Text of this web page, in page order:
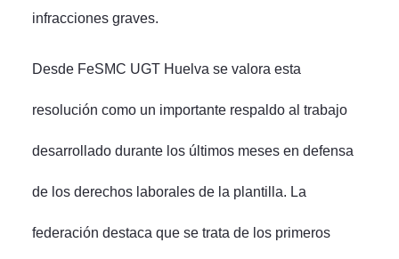
infracciones graves.
Desde FeSMC UGT Huelva se valora esta
resolución como un importante respaldo al trabajo
desarrollado durante los últimos meses en defensa
de los derechos laborales de la plantilla. La
federación destaca que se trata de los primeros